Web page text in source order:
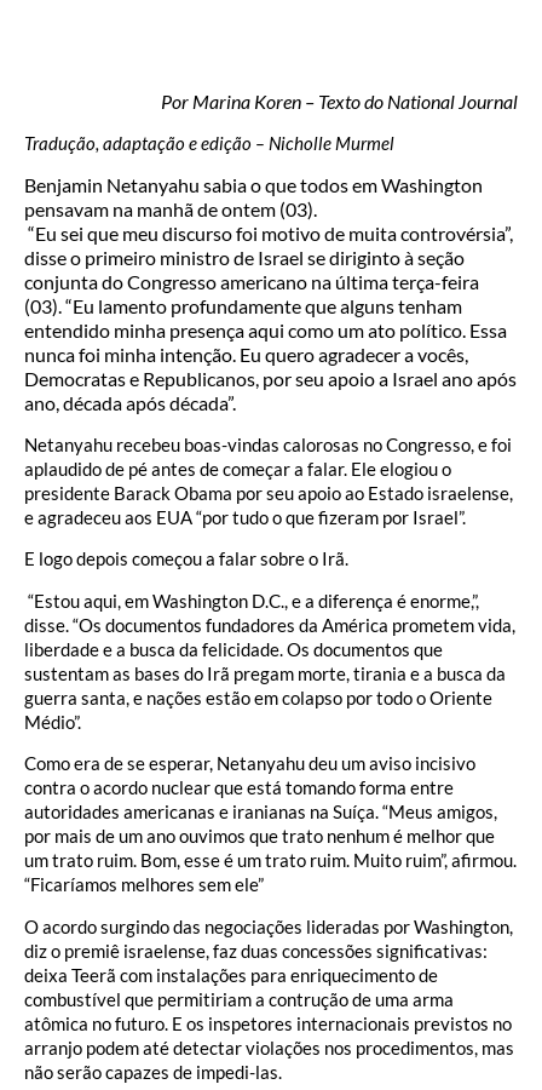
Por Marina Koren – Texto do National Journal
Tradução, adaptação e edição – Nicholle Murmel
Benjamin Netanyahu sabia o que todos em Washington
pensavam na manhã de ontem (03).
“Eu sei que meu discurso foi motivo de muita controvérsia”,
disse o primeiro ministro de Israel se diriginto à seção
conjunta do Congresso americano na última terça-feira
(03). “Eu lamento profundamente que alguns tenham
entendido minha presença aqui como um ato político. Essa
nunca foi minha intenção. Eu quero agradecer a vocês,
Democratas e Republicanos, por seu apoio a Israel ano após
ano, década após década”.
Netanyahu recebeu boas-vindas calorosas no Congresso, e foi
aplaudido de pé antes de começar a falar. Ele elogiou o
presidente Barack Obama por seu apoio ao Estado israelense,
e agradeceu aos EUA “por tudo o que fizeram por Israel”.
E logo depois começou a falar sobre o Irã.
“Estou aqui, em Washington D.C., e a diferença é enorme,”,
disse. “Os documentos fundadores da América prometem vida,
liberdade e a busca da felicidade. Os documentos que
sustentam as bases do Irã pregam morte, tirania e a busca da
guerra santa, e nações estão em colapso por todo o Oriente
Médio”.
Como era de se esperar, Netanyahu deu um aviso incisivo
contra o acordo nuclear que está tomando forma entre
autoridades americanas e iranianas na Suíça. “Meus amigos,
por mais de um ano ouvimos que trato nenhum é melhor que
um trato ruim. Bom, esse é um trato ruim. Muito ruim”, afirmou.
“Ficaríamos melhores sem ele”
O acordo surgindo das negociações lideradas por Washington,
diz o premiê israelense, faz duas concessões significativas:
deixa Teerã com instalações para enriquecimento de
combustível que permitiriam a contrução de uma arma
atômica no futuro. E os inspetores internacionais previstos no
arranjo podem até detectar violações nos procedimentos, mas
não serão capazes de impedi-las.